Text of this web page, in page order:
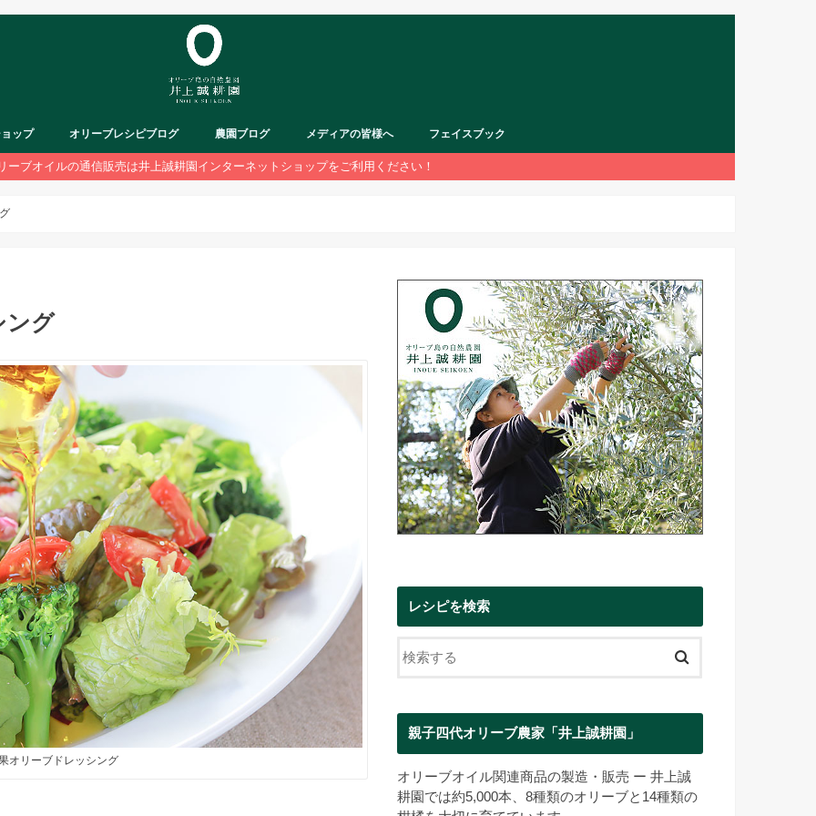
ップ オリーブレシピブログ 農園ブログ メディアの皆様へ フェイスブック
ーブオイルの通信販売は井上誠耕園インターネットショップをご利用ください！
ング
オリーブドレッシング
レシピを検索
親子四代オリーブ農家「井上誠耕園」
オリーブオイル関連商品の製造・販売 ー 井上誠
耕園では約5,000本、8種類のオリーブと14種類の